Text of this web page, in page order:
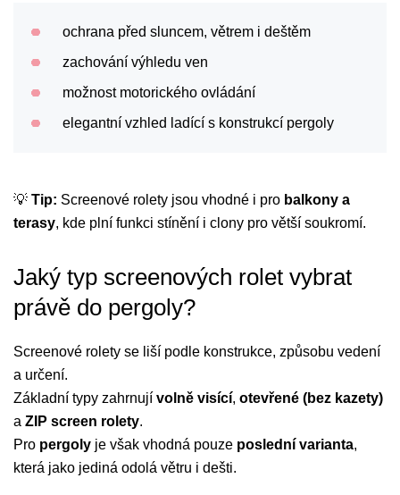
ochrana před sluncem, větrem i deštěm
zachování výhledu ven
možnost motorického ovládání
elegantní vzhled ladící s konstrukcí pergoly
💡 Tip: Screenové rolety jsou vhodné i pro balkony a
terasy, kde plní funkci stínění i clony pro větší soukromí.
Jaký typ screenových rolet vybrat
právě do pergoly?
Screenové rolety se liší podle konstrukce, způsobu vedení
a určení.
Základní typy zahrnují volně visící, otevřené (bez kazety)
a ZIP screen rolety.
Pro pergoly je však vhodná pouze poslední varianta,
která jako jediná odolá větru i dešti.